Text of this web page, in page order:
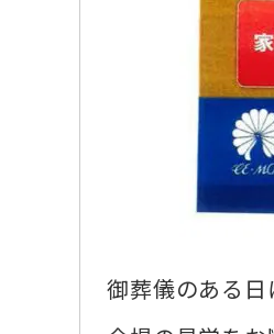
御葬儀のある日